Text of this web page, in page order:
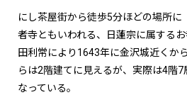
にし茶屋街から徒歩5分ほどの場所に
者寺ともいわれる、日蓮宗に属する
田利常により1643年に金沢城近くか
らは2階建てに見えるが、実際は4階
なっている。